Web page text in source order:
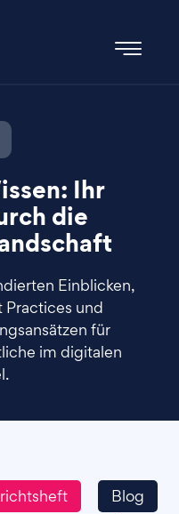
Ihr
die
Einblicken,
Practices und
für
im digitalen
Blog